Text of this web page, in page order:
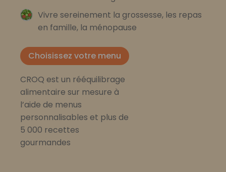
Vivre sereinement la grossesse, les repas
en famille, la ménopause
Choisissez votre menu
CROQ est un rééquilibrage
alimentaire sur mesure à
l’aide de menus
personnalisables et plus de
5 000 recettes
gourmandes